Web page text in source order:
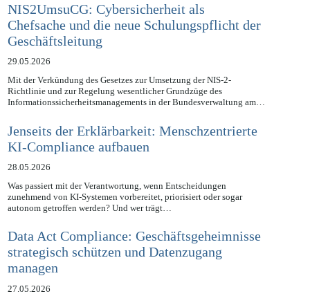
NIS2UmsuCG: Cybersicherheit als
Chefsache und die neue Schulungspflicht der
Geschäftsleitung
29.05.2026
Mit der Verkündung des Gesetzes zur Umsetzung der NIS-2-
Richtlinie und zur Regelung wesentlicher Grundzüge des
Informationssicherheitsmanagements in der Bundesverwaltung am…
Jenseits der Erklärbarkeit: Menschzentrierte
KI-Compliance aufbauen
28.05.2026
Was passiert mit der Verantwortung, wenn Entscheidungen
zunehmend von KI-Systemen vorbereitet, priorisiert oder sogar
autonom getroffen werden? Und wer trägt…
Data Act Compliance: Geschäftsgeheimnisse
strategisch schützen und Datenzugang
managen
27.05.2026